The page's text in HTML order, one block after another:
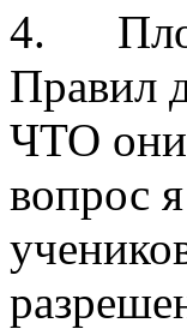
4.
Правил
ЧТО они
вопрос